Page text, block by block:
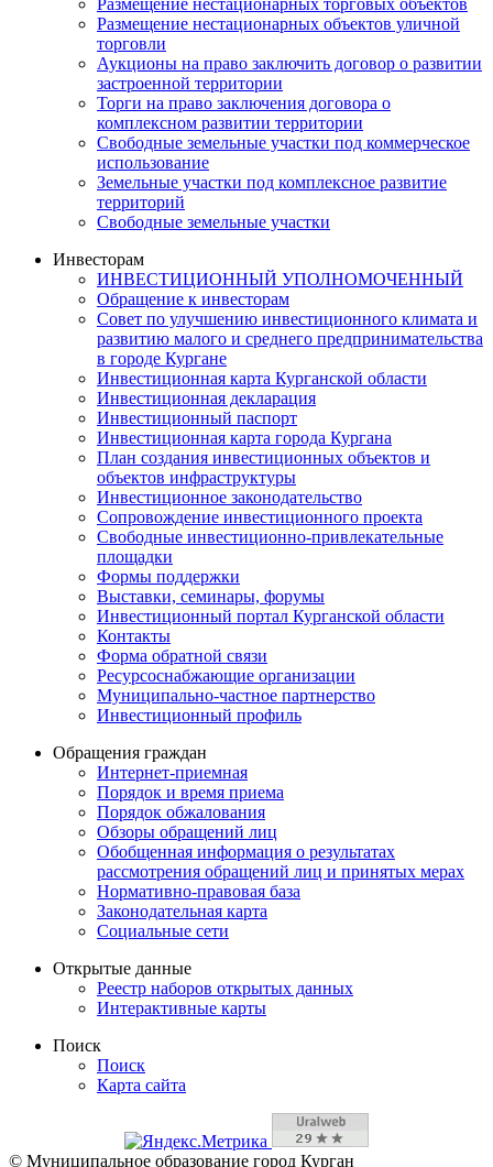
Размещение нестационарных объектов уличной
торговли
Аукционы на право заключить договор о развитии
застроенной территории
Торги на право заключения договора о
комплексном развитии территории
Свободные земельные участки под коммерческое
использование
Земельные участки под комплексное развитие
территорий
Свободные земельные участки
Инвесторам
ИНВЕСТИЦИОННЫЙ УПОЛНОМОЧЕННЫЙ
Обращение к инвесторам
Совет по улучшению инвестиционного климата и
развитию малого и среднего предпринимательства
в городе Кургане
Инвестиционная карта Курганской области
Инвестиционная декларация
Инвестиционный паспорт
Инвестиционная карта города Кургана
План создания инвестиционных объектов и
объектов инфраструктуры
Инвестиционное законодательство
Сопровождение инвестиционного проекта
Свободные инвестиционно-привлекательные
площадки
Формы поддержки
Выставки, семинары, форумы
Инвестиционный портал Курганской области
Контакты
Форма обратной связи
Ресурсоснабжающие организации
Муниципально-частное партнерство
Инвестиционный профиль
Обращения граждан
Интернет-приемная
Порядок и время приема
Порядок обжалования
Обзоры обращений лиц
Обобщенная информация о результатах
рассмотрения обращений лиц и принятых мерах
Нормативно-правовая база
Законодательная карта
Социальные сети
Открытые данные
Реестр наборов открытых данных
Интерактивные карты
Поиск
Поиск
Карта сайта
© Муниципальное образование город Курган